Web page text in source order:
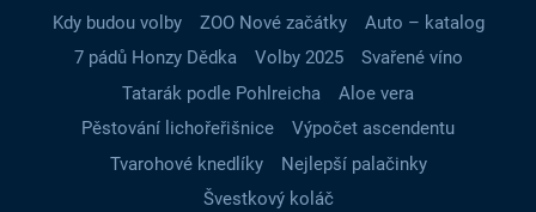
Kdy budou volby
ZOO Nové začátky
Auto – katalog
7 pádů Honzy Dědka
Volby 2025
Svařené víno
Tatarák podle Pohlreicha
Aloe vera
Pěstování lichořeřišnice
Výpočet ascendentu
Tvarohové knedlíky
Nejlepší palačinky
Švestkový koláč